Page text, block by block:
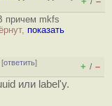
причем mkfs
показать
[ответить]
+ / –
или label'у.